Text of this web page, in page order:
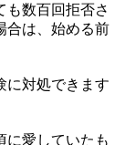
も数百回拒否さ
合は、始める前
に対処できます
に愛していたも